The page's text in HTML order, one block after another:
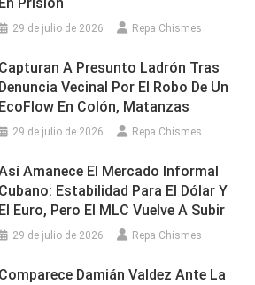
29 de julio de 2026 Repa Chismes
Capturan A Presunto Ladrón Tras
Denuncia Vecinal Por El Robo De Un
EcoFlow En Colón, Matanzas
29 de julio de 2026 Repa Chismes
Amanece El Mercado Informal
Cubano: Estabilidad Para El Dólar Y
El Euro, Pero El MLC Vuelve A Subir
29 de julio de 2026 Repa Chismes
Comparece Damián Valdez Ante La